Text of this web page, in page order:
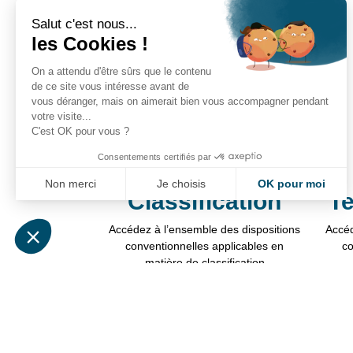
Classification
Accédez à l’ensemble des dispositions
conventionnelles applicables en
matière de classification
Salut c'est nous...
les Cookies !
On a attendu d'être sûrs que le contenu
de ce site vous intéresse avant de
vous déranger, mais on aimerait bien vous accompagner pendant
votre visite...
C'est OK pour vous ?
Consentements certifiés par
Non merci Je choisis
OK pour moi
Plateforme de Gestion du Consentement : Personnalisez vos
Notre plateforme vous permet d'adapter et de gérer vos